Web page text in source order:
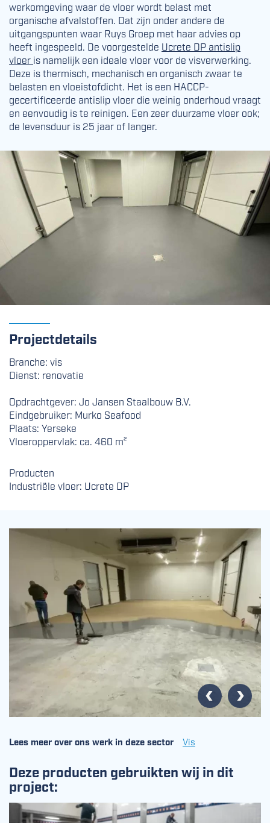
werkomgeving waar de vloer wordt belast met
organische afvalstoffen. Dat zijn onder andere de
uitgangspunten waar Ruys Groep met haar advies op
heeft ingespeeld. De voorgestelde Ucrete DP antislip
vloer is namelijk een ideale vloer voor de visverwerking.
Deze is thermisch, mechanisch en organisch zwaar te
belasten en vloeistofdicht. Het is een HACCP-
gecertificeerde antislip vloer die weinig onderhoud vraagt
en eenvoudig is te reinigen. Een zeer duurzame vloer ook;
de levensduur is 25 jaar of langer.
Projectdetails
Branche: vis
Dienst: renovatie
Opdrachtgever: Jo Jansen Staalbouw B.V.
Eindgebruiker: Murko Seafood
Plaats: Yerseke
Vloeroppervlak: ca. 460 m²
Producten
Industriële vloer: Ucrete DP
Vorige Volgende
Lees meer over ons werk in deze sector Vis
Deze producten gebruikten wij in dit
project: